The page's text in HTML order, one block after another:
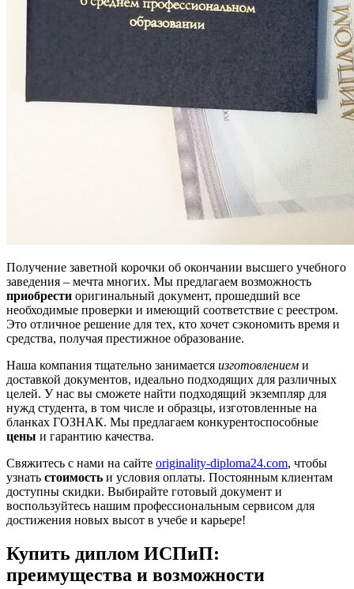
Получение заветной корочки об окончании высшего учебного
заведения – мечта многих. Мы предлагаем возможность
приобрести оригинальный документ, прошедший все
необходимые проверки и имеющий соответствие с реестром.
Это отличное решение для тех, кто хочет сэкономить время и
средства, получая престижное образование.
Наша компания тщательно занимается изготовлением и
доставкой документов, идеально подходящих для различных
целей. У нас вы сможете найти подходящий экземпляр для
нужд студента, в том числе и образцы, изготовленные на
бланках ГОЗНАК. Мы предлагаем конкурентоспособные
цены и гарантию качества.
Свяжитесь с нами на сайте originality-diploma24.com, чтобы
узнать стоимость и условия оплаты. Постоянным клиентам
доступны скидки. Выбирайте готовый документ и
воспользуйтесь нашим профессиональным сервисом для
достижения новых высот в учебе и карьере!
Купить диплом ИСПиП:
преимущества и возможности